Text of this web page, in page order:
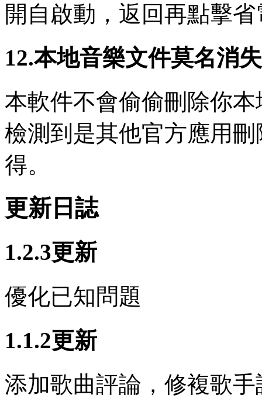
開自啟動，返回再點擊
12.本地音樂文件莫名消
本軟件不會偷偷刪除你
檢測到是其他官方應用
得。
更新日誌
1.2.3更新
優化已知問題
1.1.2更新
添加歌曲評論，修複歌手